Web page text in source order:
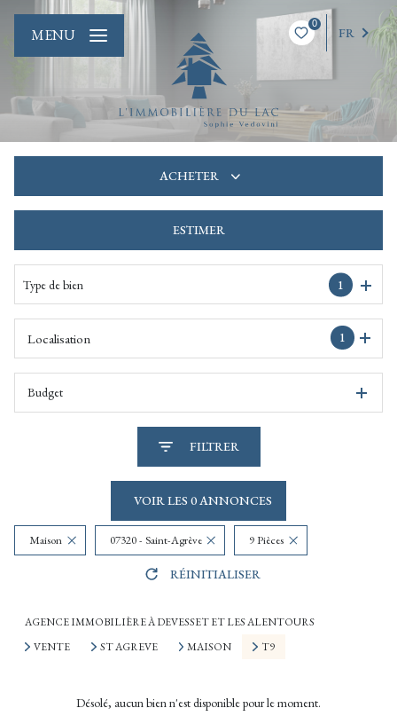
0
FR
MENU
ACHETER
De l'immo pro
ESTIMER
Type de bien 1
1
Localisation
Budget
FILTRER
VOIR LES 0ANNONCES
Maison 07320 - Saint-Agrève 9 Pièces
RÉINITIALISER
AGENCE IMMOBILIÈRE À DEVESSET ET LES ALENTOURS
VENTE
ST AGREVE MAISON T9
Désolé, aucun bien n'est disponible pour le moment.